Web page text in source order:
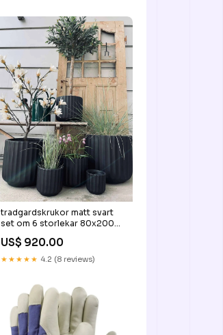
tradgardskrukor matt svart
set om 6 storlekar 80x200
US$ 920.00
★★★★★ 4.2 (8 reviews)